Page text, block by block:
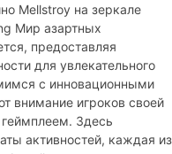
Mellstroy на зеркале
Мир азартных
предоставляя
для увлекательного
с инновационными
внимание игроков своей
Здесь
активностей, каждая из